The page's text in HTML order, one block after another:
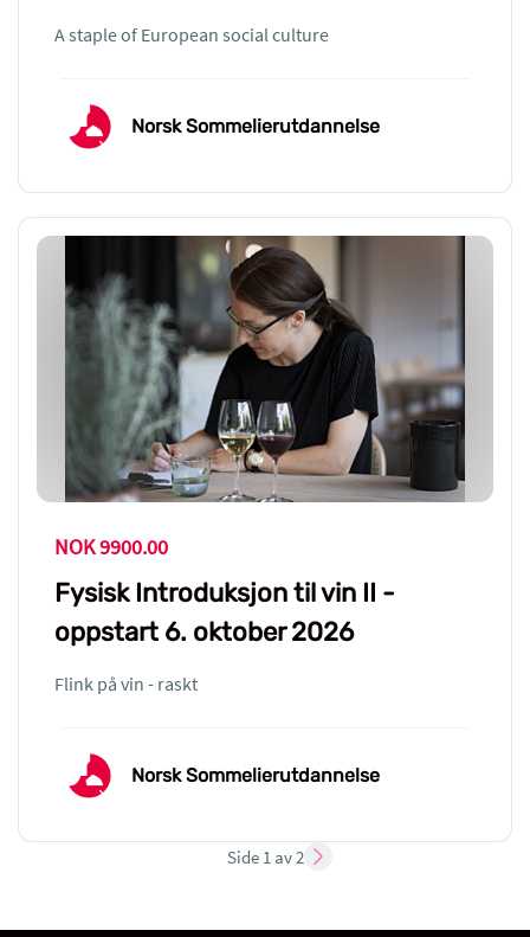
A staple of European social culture
Norsk Sommelierutdannelse
NOK 9900.00
Fysisk Introduksjon til vin II -
oppstart 6. oktober 2026
Flink på vin - raskt
Norsk Sommelierutdannelse
Side 1 av 2